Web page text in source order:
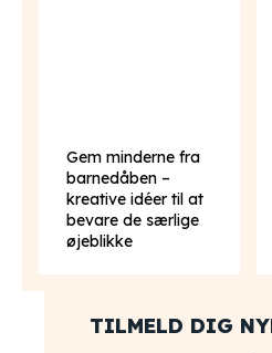
Gem minderne fra
barnedåben –
kreative idéer til at
bevare de særlige
øjeblikke
TILMELD DIG